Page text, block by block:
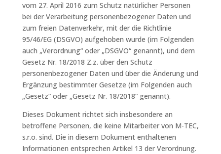
vom 27. April 2016 zum Schutz natürlicher Personen
bei der Verarbeitung personenbezogener Daten und
zum freien Datenverkehr, mit der die Richtlinie
95/46/EG (DSGVO) aufgehoben wurde (im Folgenden
auch „Verordnung“ oder „DSGVO“ genannt), und dem
Gesetz Nr. 18/2018 Z.z. über den Schutz
personenbezogener Daten und über die Änderung und
Ergänzung bestimmter Gesetze (im Folgenden auch
„Gesetz“ oder „Gesetz Nr. 18/2018“ genannt).
Dieses Dokument richtet sich insbesondere an
betroffene Personen, die keine Mitarbeiter von M-TEC,
s.r.o. sind. Die in diesem Dokument enthaltenen
Informationen entsprechen Artikel 13 der Verordnung.